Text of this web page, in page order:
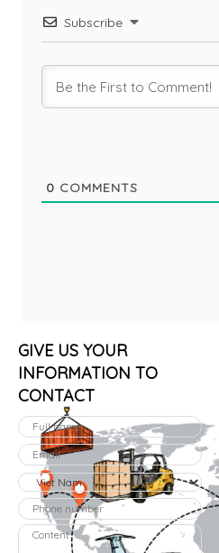
Subscribe
0 COMMENTS
GIVE US YOUR
INFORMATION TO
CONTACT